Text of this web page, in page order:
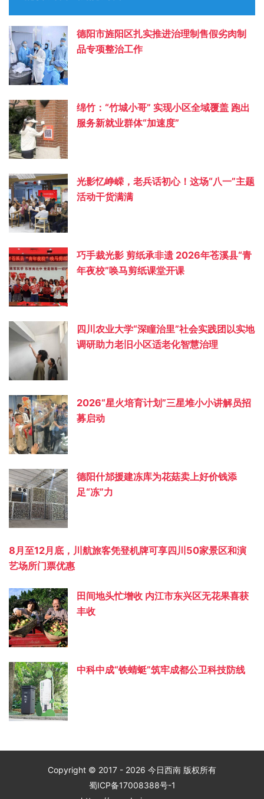
德阳市旌阳区扎实推进治理制售假劣肉制
品专项整治工作
绵竹：“竹城小哥” 实现小区全域覆盖 跑出
服务新就业群体“加速度”
光影忆峥嵘，老兵话初心！这场“八一”主题
活动干货满满
巧手裁光影 剪纸承非遗 2026年苍溪县“青
年夜校”唤马剪纸课堂开课
四川农业大学“深瞳治里”社会实践团以实地
调研助力老旧小区适老化智慧治理
2026“星火培育计划”三星堆小小讲解员招
募启动
德阳什邡援建冻库为花菇卖上好价钱添
足“冻”力
8月至12月底，川航旅客凭登机牌可享四川50家景区和演
艺场所门票优惠
田间地头忙增收 内江市东兴区无花果喜获
丰收
中科中成“铁蜻蜓”筑牢成都公卫科技防线
Copyright © 2017 - 2026 今日西南 版权所有
蜀ICP备17008388号-1